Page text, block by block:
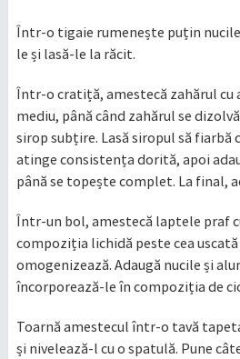
Într-o tigaie rumenește puțin
le și lasă-le la răcit.
Într-o cratiță, amestecă zahărul cu
mediu, până când zahărul se
sirop subțire. Lasă siropul să fiarbă
atinge consistența dorită, apoi
până se topește complet. La final,
Într-un bol, amestecă laptele praf
compoziția lichidă peste cea uscată
omogenizează. Adaugă nucile și
încorporează-le în compoziția de
Toarnă amestecul într-o tavă
și nivelează-l cu o spatulă. Pune